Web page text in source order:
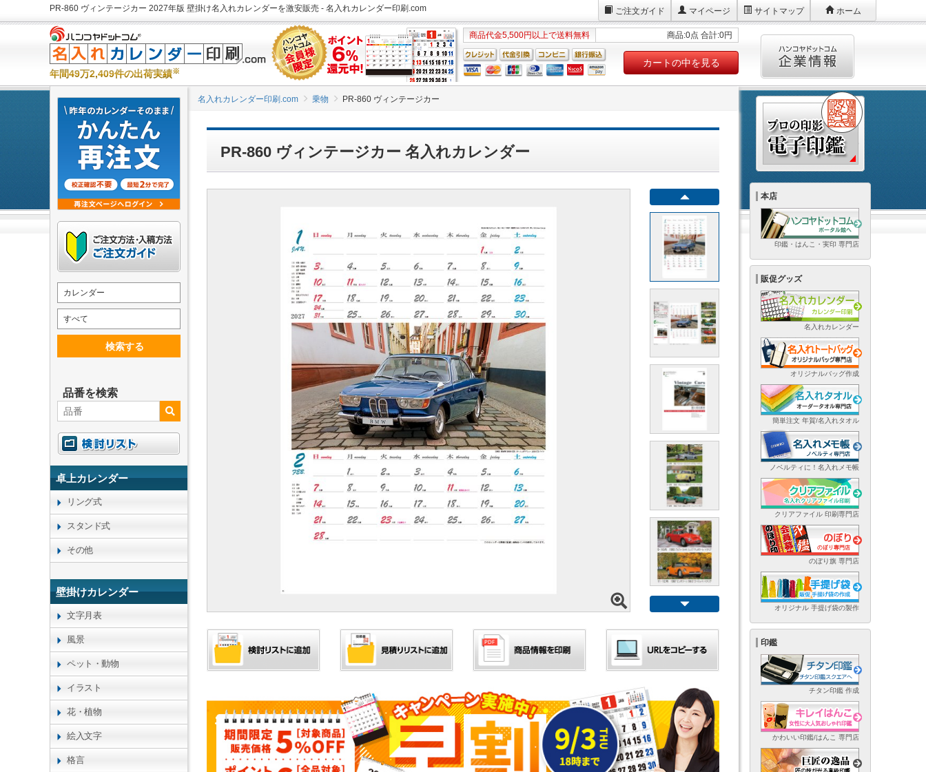
PR-860 ヴィンテージカー 2027年版 壁掛け名入れカレンダーを激安販売 - 名入れカレンダー印刷.com ご注文ガイド マイページ サイトマップ ホーム
年間49万2,409件の出荷実績※
商品代金5,500円以上で送料無料 商品:0点 合計:0円
カートの中を見る
名入れカレンダー印刷.com 乗物 PR-860 ヴィンテージカー
PR-860 ヴィンテージカー 名入れカレンダー
カレンダー
すべて
検索する
品番を検索
卓上カレンダー
リング式
スタンド式
その他
壁掛けカレンダー
文字月表
風景
ペット・動物
イラスト
花・植物
絵入文字
格言
本店
印鑑・はんこ・実印 専門店
販促グッズ
名入れカレンダー
オリジナルバッグ作成
簡単注文 年賀/名入れタオル
ノベルティに！名入れメモ帳
クリアファイル 印刷専門店
のぼり旗 専門店
オリジナル 手提げ袋の製作
印鑑
チタン印鑑 作成
かわいい印鑑/はんこ 専門店